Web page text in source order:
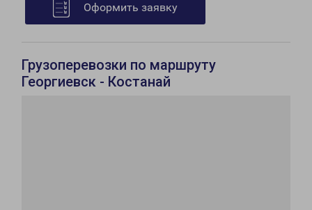
Оформить заявку
Грузоперевозки по маршруту
Георгиевск - Костанай